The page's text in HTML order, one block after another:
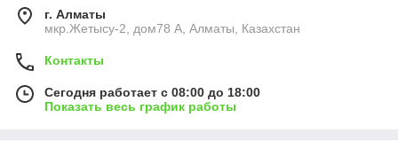
г. Алматы
мкр.Жетысу-2, дом78 А, Алматы, Казахстан
Контакты
Сегодня работает с 08:00 до 18:00
Показать весь график работы